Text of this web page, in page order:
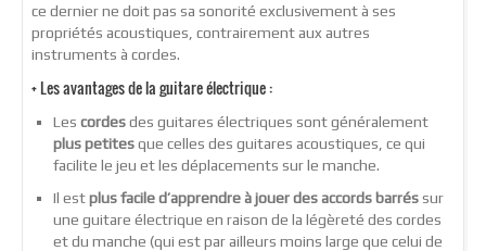
ce dernier ne doit pas sa sonorité exclusivement à ses
propriétés acoustiques, contrairement aux autres
instruments à cordes.
+ Lesavantagesde la guitare électrique :
Les cordesdes guitares électriques sont généralement
plus petitesque celles des guitares acoustiques, ce qui
facilite le jeu et les déplacements sur le manche.
Il estplus facile d’apprendre à jouer des accords barréssur
une guitare électrique en raison de la légèreté des cordes
et du manche (qui est par ailleurs moins large que celui de